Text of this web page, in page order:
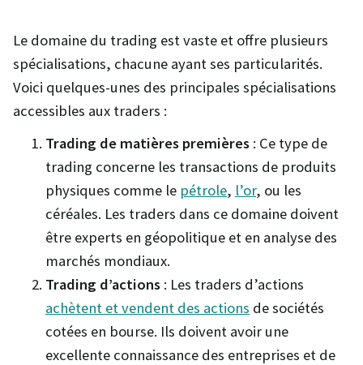
Le domaine du trading est vaste et offre plusieurs
spécialisations, chacune ayant ses particularités.
Voici quelques-unes des principales spécialisations
accessibles aux traders :
Trading de matières premières : Ce type de
trading concerne les transactions de produits
physiques comme le pétrole, l’or, ou les
céréales. Les traders dans ce domaine doivent
être experts en géopolitique et en analyse des
marchés mondiaux.
Trading d’actions : Les traders d’actions
achètent et vendent des actions de sociétés
cotées en bourse. Ils doivent avoir une
excellente connaissance des entreprises et de